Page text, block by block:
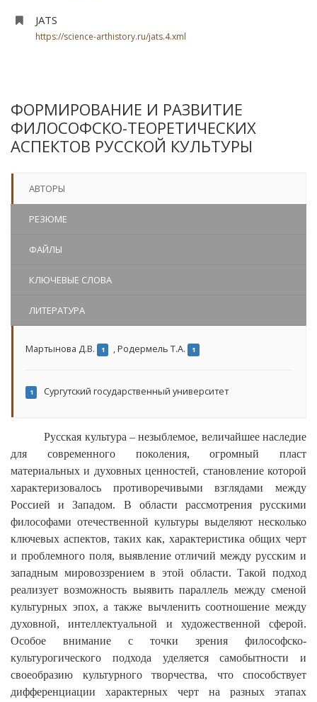
JATS
https://science-arthistory.ru/jats.4.xml
ФОРМИРОВАНИЕ И РАЗВИТИЕ
ФИЛОСОФСКО-ТЕОРЕТИЧЕСКИХ
АСПЕКТОВ РУССКОЙ КУЛЬТУРЫ
АВТОРЫ
РЕЗЮМЕ
ФАЙЛЫ
КЛЮЧЕВЫЕ СЛОВА
ЛИТЕРАТУРА
Мартынова Д.В. 1 ,Родермель Т.А. 1
1 Сургутский государственный университет
Русская культура – незыблемое, величайшее наследие
для современного поколения, огромный пласт
материальных и духовных ценностей, становление которой
характеризовалось противоречивыми взглядами между
Россией и Западом. В области рассмотрения русскими
философами отечественной культуры выделяют несколько
ключевых аспектов, таких как, характеристика общих черт
и проблемного поля, выявление отличий между русским и
западным мировоззрением в этой области. Такой подход
реализует возможность выявить параллель между сменой
культурных эпох, а также вычленить соотношение между
духовной, интеллектуальной и художественной сферой.
Особое внимание с точки зрения философско-
культурогического подхода уделяется самобытности и
своеобразию культурного творчества, что способствует
дифференциации характерных черт на разных этапах